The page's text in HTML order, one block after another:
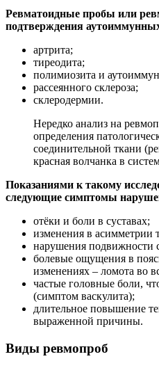
Ревматоидные пробы или
подтверждения
артрита;
тиреодита;
полимиозита и
рассеянного склероза;
склеродермии.
Нередко анализ на
определения
соединительной ткани
красная волчанка в
Показаниями к такому
следующие симптомы
отёки и боли в суставах;
изменения в асимметрии
нарушения подвижности
болевые ощущения в
изменениях – ломота во
частые головные боли,
(симптом васкулита);
длительное повышение
выраженной причины.
Виды ревмопроб